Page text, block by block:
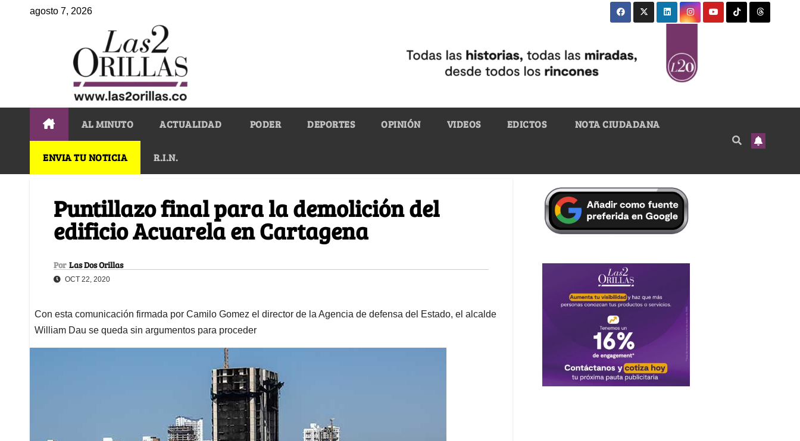
agosto 7, 2026
AL MINUTO ACTUALIDAD PODER DEPORTES OPINIÓN VIDEOS EDICTOS NOTA CIUDADANA
ENVIA TU NOTICIA R.I.N.
Puntillazo final para la demolición del
edificio Acuarela en Cartagena
Por Las Dos Orillas
OCT 22, 2020
Con esta comunicación firmada por Camilo Gomez el director de la Agencia de defensa del Estado, el alcalde
William Dau se queda sin argumentos para proceder